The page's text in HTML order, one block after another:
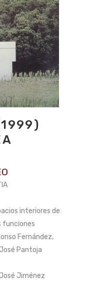
interiores de
funciones
Fernández,
Pantoja
Jiménez